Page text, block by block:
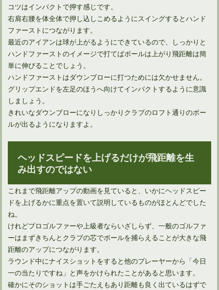
gdoは面白い！松山英樹の過去のスイングをスローで再生！
メジャーで活躍！松山英樹のパワースイングをスローで見る
コツはインパクトで押す感じです。
右肩右腰を体全体で押し込しこめるようにスイングするとハンド
ファーストにつながります。
最近のアイアンは球が上がるようにできているので、しっかりと
ハンドファーストのイメージで打てばボールは上がり飛距離は簡
単に伸びることでしょう。
ハンドファーストはダウンブローに打つためには欠かせません。
グリップエンドを左足のほうへ向けてインパクトするように意識
しましょう。
きれいなダウンブローになりしっかりクラブのロフト通りのボー
ルが出るようになりますよ。
ヘッドスピードを上げるだけが飛距離を生
み出すのではない
これまで飛距離アップの動画を見ていると、いかにヘッドスピー
ドを上げるかに重点を置いて説明しているものがほとんどでした
ね。
けれどプロゴルファーや上級者ならいざしらず、一般のゴルファ
ーはまずきちんとクラブの芯でボールを捕らえることが大きな飛
距離のアップにつながります。
ラウンド中にナイスショットをすると他のプレーヤーから「今日
一の当たりですね」と声をかけられたことがあると思います。
確かにそのショットは手ごたえもあり距離も良く出ているはずで